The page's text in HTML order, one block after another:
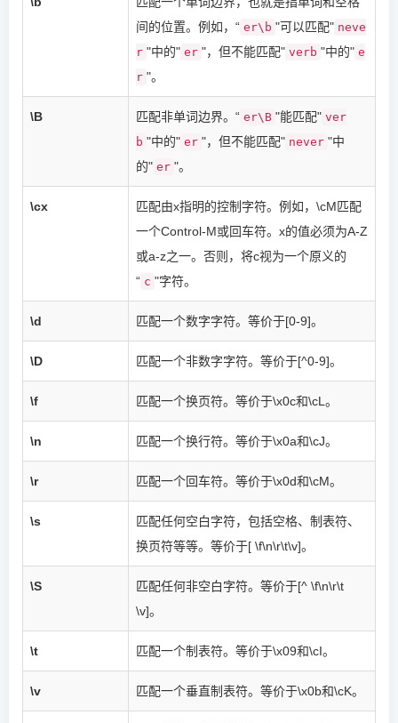
间的位置。例如，“ er\b "可以匹配" neve
r "中的" er "，但不能匹配" verb "中的" e
r "。
\B 匹配非单词边界。“ er\B "能匹配" ver
b "中的" er "，但不能匹配" never "中
的" er "。
\cx
匹配由x指明的控制字符。例如，\cM匹配
一个Control-M或回车符。x的值必须为A-Z
或a-z之一。否则，将c视为一个原义的
“ c "字符。
\d 匹配一个数字字符。等价于[0-9]。
\D 匹配一个非数字字符。等价于[^0-9]。
\f 匹配一个换页符。等价于\x0c和\cL。
\n 匹配一个换行符。等价于\x0a和\cJ。
\r 匹配一个回车符。等价于\x0d和\cM。
\s
匹配任何空白字符，包括空格、制表符、
换页符等等。等价于[ \f\n\r\t\v]。
\S
匹配任何非空白字符。等价于[^ \f\n\r\t
\v]。
\t 匹配一个制表符。等价于\x09和\cI。
\v 匹配一个垂直制表符。等价于\x0b和\cK。